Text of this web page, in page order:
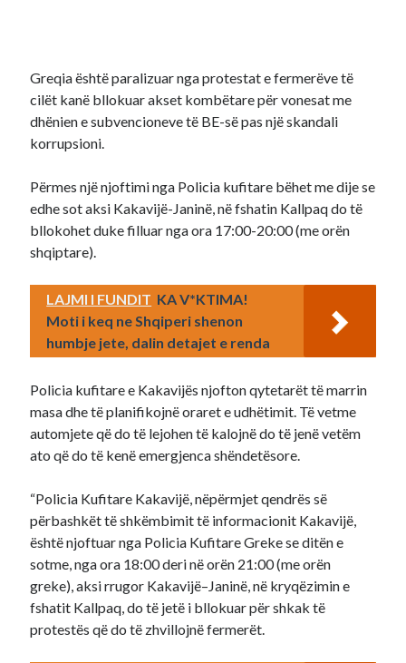
Greqia është paralizuar nga protestat e fermerëve të
cilët kanë bllokuar akset kombëtare për vonesat me
dhënien e subvencioneve të BE-së pas një skandali
korrupsioni.
Përmes një njoftimi nga Policia kufitare bëhet me dije se
edhe sot aksi Kakavijë-Janinë, në fshatin Kallpaq do të
bllokohet duke filluar nga ora 17:00-20:00 (me orën
shqiptare).
LAJMI I FUNDIT KA V*KTIMA!
Moti i keq ne Shqiperi shenon
humbje jete, dalin detajet e renda
Policia kufitare e Kakavijës njofton qytetarët të marrin
masa dhe të planifikojnë oraret e udhëtimit. Të vetme
automjete që do të lejohen të kalojnë do të jenë vetëm
ato që do të kenë emergjenca shëndetësore.
“Policia Kufitare Kakavijë, nëpërmjet qendrës së
përbashkët të shkëmbimit të informacionit Kakavijë,
është njoftuar nga Policia Kufitare Greke se ditën e
sotme, nga ora 18:00 deri në orën 21:00 (me orën
greke), aksi rrugor Kakavijë–Janinë, në kryqëzimin e
fshatit Kallpaq, do të jetë i bllokuar për shkak të
protestës që do të zhvillojnë fermerët.